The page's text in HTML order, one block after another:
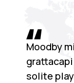
Moodby
solite